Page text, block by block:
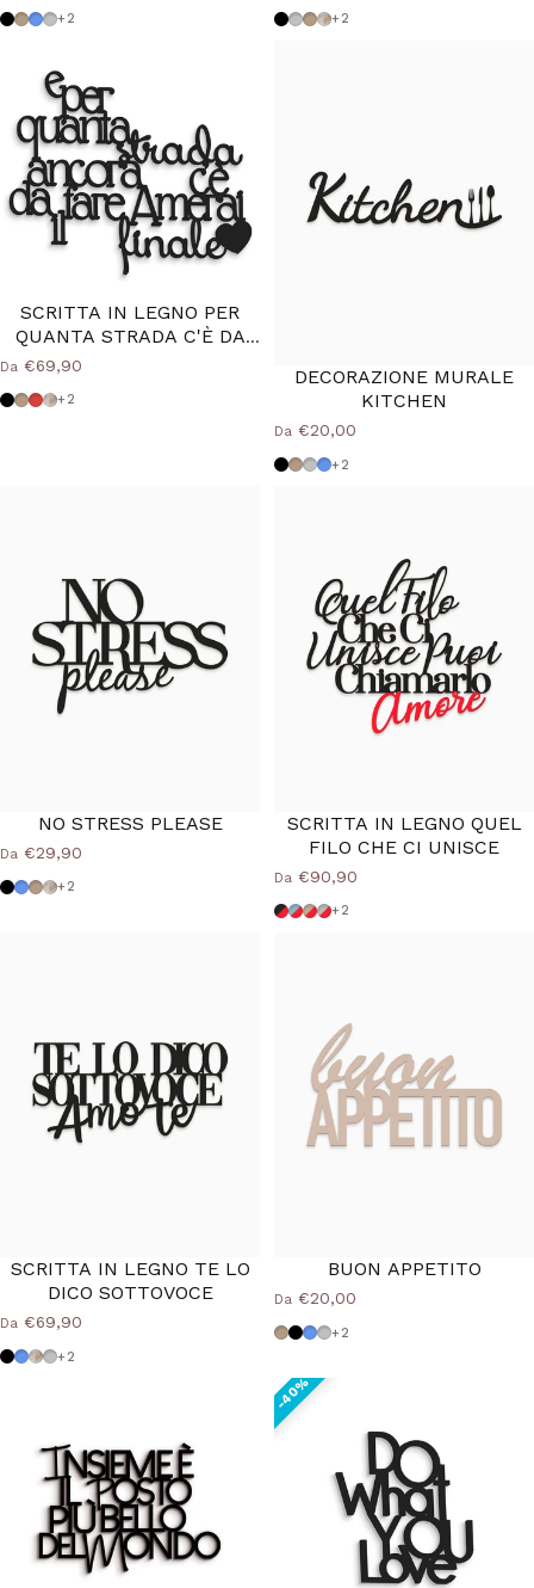
Nero
Tortora
Azzurro Polvere
Grigio Medio
+2 Nero
Grigio Medio
Tortora
Shabby
+2
SCRITTA IN LEGNO PER
QUANTA STRADA C'È DA
Da €69,90
Nero
Tortora
Rosso
Shabby
+2
DECORAZIONE MURALE
KITCHEN
Da €20,00
Nero
Tortora
Grigio Medio
Azzurro Polvere
+2
NO STRESS PLEASE
Da €29,90
Nero
Azzurro Polvere
Tortora
Shabby
+2
SCRITTA IN LEGNO QUEL
FILO CHE CI UNISCE
Da €90,90
Nero Rosso
Azzurro Rosso
Tortora Rosso
Grigio Rosso
+2
SCRITTA IN LEGNO TE LO
DICO SOTTOVOCE
Da €69,90
Nero
Azzurro Polvere
Shabby
Grigio Medio
+2
BUON APPETITO
Da €20,00
Tortora
Nero
Azzurro Polvere
Grigio Medio
+2